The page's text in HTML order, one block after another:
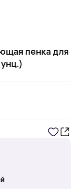
пенка для